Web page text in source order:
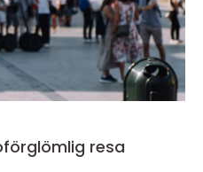
resa